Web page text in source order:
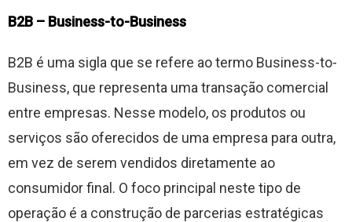
B2B – Business-to-Business
B2B é uma sigla que se refere ao termo Business-to-
Business, que representa uma transação comercial
entre empresas. Nesse modelo, os produtos ou
serviços são oferecidos de uma empresa para outra,
em vez de serem vendidos diretamente ao
consumidor final. O foco principal neste tipo de
operação é a construção de parcerias estratégicas